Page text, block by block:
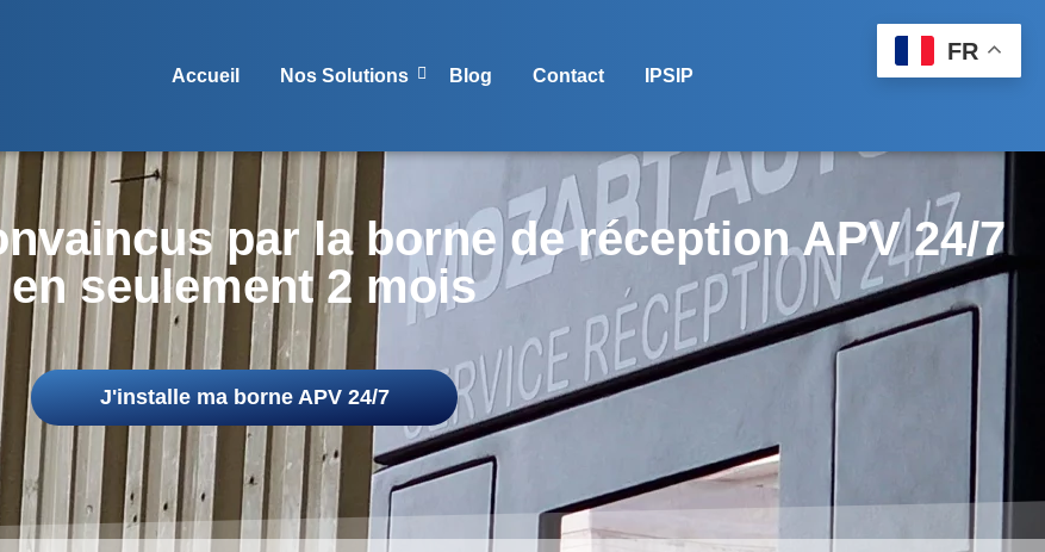
Accueil Nos Solutions Blog Contact IPSIP
par la borne de réception APV 24/7
en seulement 2 mois
J'installe ma borne APV 24/7
FR